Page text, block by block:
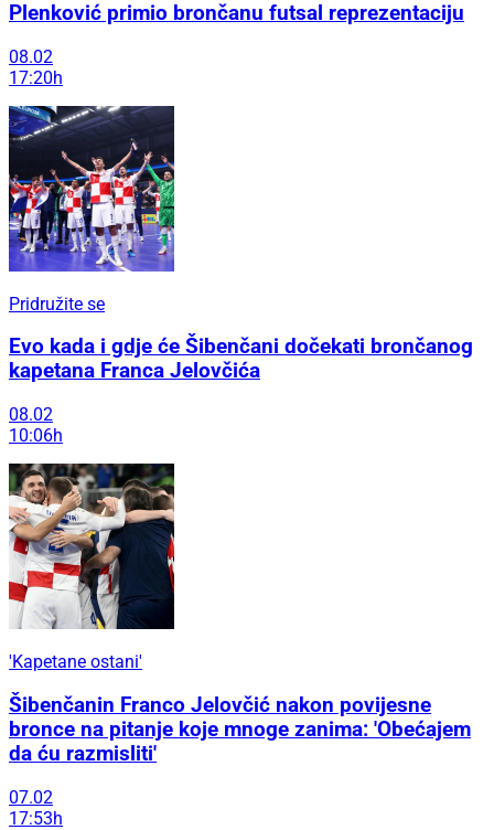
Plenković primio brončanu futsal reprezentaciju
08.02
17:20h
Pridružite se
Evo kada i gdje će Šibenčani dočekati brončanog
kapetana Franca Jelovčića
08.02
10:06h
'Kapetane ostani'
Šibenčanin Franco Jelovčić nakon povijesne
bronce na pitanje koje mnoge zanima: 'Obećajem
da ću razmisliti'
07.02
17:53h